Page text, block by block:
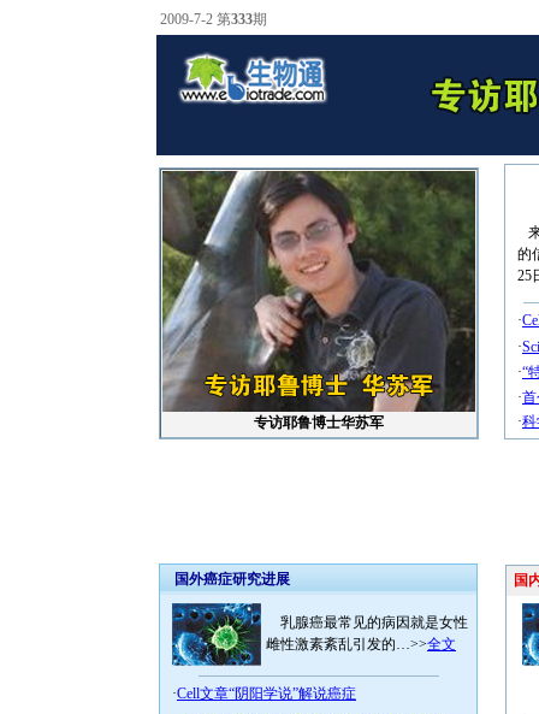
2009-7-2 第333期
专访耶鲁博士华苏军
的
25
·
·
·“
·
·
国外癌症研究进展
乳腺癌最常见的病因就是女性
雌性激素紊乱引发的…>>全文
·Cell文章“阴阳学说”解说癌症
国